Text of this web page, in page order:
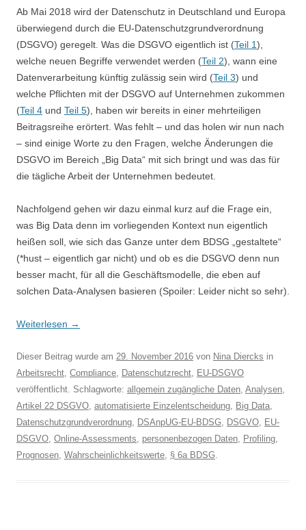
Ab Mai 2018 wird der Datenschutz in Deutschland und Europa
überwiegend durch die EU-Datenschutzgrundverordnung
(DSGVO) geregelt. Was die DSGVO eigentlich ist (Teil 1),
welche neuen Begriffe verwendet werden (Teil 2), wann eine
Datenverarbeitung künftig zulässig sein wird (Teil 3) und
welche Pflichten mit der DSGVO auf Unternehmen zukommen
(Teil 4 und Teil 5), haben wir bereits in einer mehrteiligen
Beitragsreihe erörtert. Was fehlt – und das holen wir nun nach
– sind einige Worte zu den Fragen, welche Änderungen die
DSGVO im Bereich „Big Data“ mit sich bringt und was das für
die tägliche Arbeit der Unternehmen bedeutet.
Nachfolgend gehen wir dazu einmal kurz auf die Frage ein,
was Big Data denn im vorliegenden Kontext nun eigentlich
heißen soll, wie sich das Ganze unter dem BDSG „gestaltete“
(*hust – eigentlich gar nicht) und ob es die DSGVO denn nun
besser macht, für all die Geschäftsmodelle, die eben auf
solchen Data-Analysen basieren (Spoiler: Leider nicht so sehr).
Weiterlesen →
Dieser Beitrag wurde am 29. November 2016 von Nina Diercks in
Arbeitsrecht, Compliance, Datenschutzrecht, EU-DSGVO
veröffentlicht. Schlagworte: allgemein zugängliche Daten, Analysen,
Artikel 22 DSGVO, automatisierte Einzelentscheidung, Big Data,
Datenschutzgrundverordnung, DSAnpUG-EU-BDSG, DSGVO, EU-
DSGVO, Online-Assessments, personenbezogen Daten, Profiling,
Prognosen, Wahrscheinlichkeitswerte, § 6a BDSG.